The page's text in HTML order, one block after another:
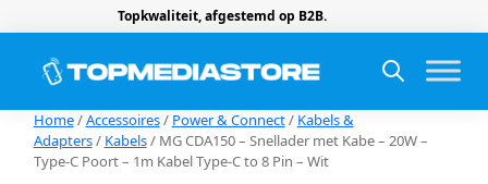
Topkwaliteit, afgestemd op B2B.
Home/Accessoires/ Power & Connect/ Kabels &
Adapters/ Kabels/ MG CDA150 – Snellader met Kabe – 20W –
Type-C Poort – 1m Kabel Type-C to 8 Pin – Wit